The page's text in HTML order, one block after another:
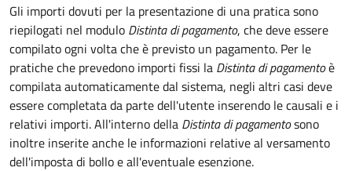
Gli importi dovuti per la presentazione di una pratica sono
riepilogati nel modulo Distinta di pagamento, che deve essere
compilato ogni volta che è previsto un pagamento. Per le
pratiche che prevedono importi fissi la Distinta di pagamentoè
compilata automaticamente dal sistema, negli altri casi deve
essere completata da parte dell'utente inserendo le causali e i
relativi importi.All'interno della Distinta di pagamentosono
inoltre inserite anche le informazioni relative al versamento
dell'imposta di bollo e all'eventuale esenzione.